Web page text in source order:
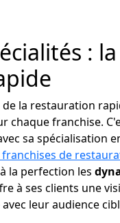
: la
la restauration
chaque franchise.
sa spécialisation
de
la perfection les
à ses clients une
leur audience